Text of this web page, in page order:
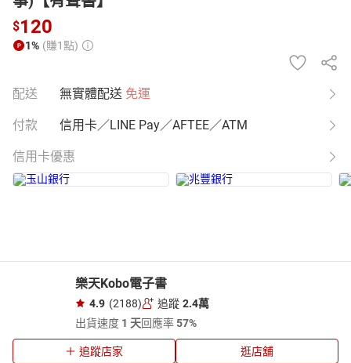
$120
1% (賺1點)
配送 無實體配送 免運
付款 信用卡／LINE Pay／AFTEE／ATM
信用卡優惠
樂天Kobo電子書
4.9 (2188) 追蹤 2.4萬
出貨速度 1 天回應率57%
追蹤店家 逛店舖